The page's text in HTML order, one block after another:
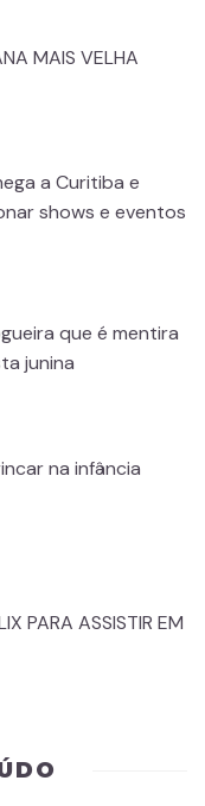
MAIS VELHA
a Curitiba e
shows e eventos
que é mentira
junina
na infância
PARA ASSISTIR EM